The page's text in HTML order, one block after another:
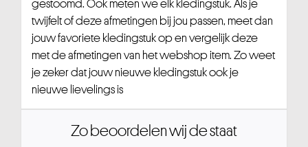
gestoomd. Ook meten we elk kledingstuk. Als je
twijfelt of deze afmetingen bij jou passen, meet dan
jouw favoriete kledingstuk op en vergelijk deze
met de afmetingen van het webshop item. Zo weet
je zeker dat jouw nieuwe kledingstuk ook je
nieuwe lievelings is
Zo beoordelen wij de staat